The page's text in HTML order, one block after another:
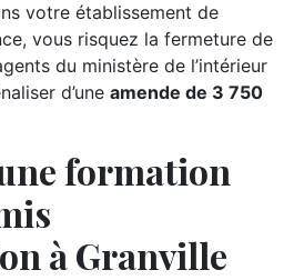
votre établissement de
vous risquez la fermeture de
du ministère de l’intérieur
d’une amende de 3 750
formation
à Granville